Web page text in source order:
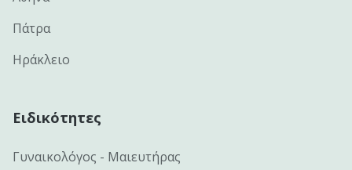
Πάτρα
Ηράκλειο
Ειδικότητες
Γυναικολόγος - Μαιευτήρας